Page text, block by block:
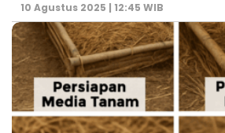
10 Agustus 2025 | 12:45 WIB